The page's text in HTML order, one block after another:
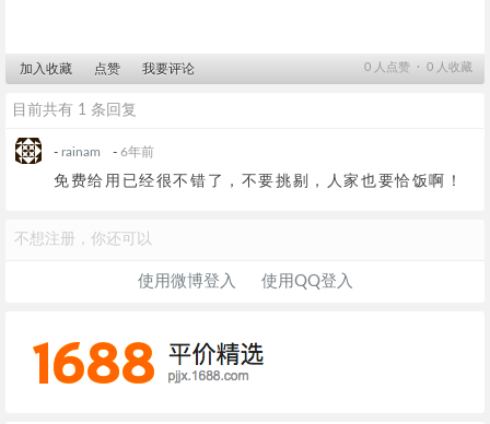
0 人点赞 ∙ 0 人收藏
加入收藏 点赞 我要评论
目前共有 1 条回复
- rainam -6年前
免费给用已经很不错了，不要挑剔，人家也要恰饭啊！
不想注册，你还可以
使用微博登入 使用QQ登入